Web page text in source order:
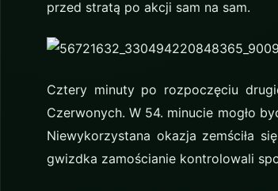
przed stratą po akcji sam na sam.
Cztery minuty po rozpoczęciu
Czerwonych. W 54. minucie mogło
Niewykorzystana okazja zemściła
gwizdka zamościanie kontrolowali